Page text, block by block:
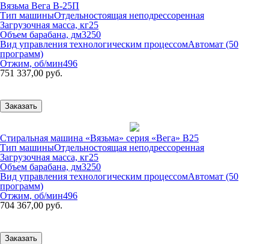
Вязьма Вега В-25П
Тип машиныОтдельностоящая неподрессоренная
Загрузочная масса, кг25
Объем барабана, дм3250
Вид управления технологическим процессомАвтомат (50
программ)
Отжим, об/мин496
751 337,00 руб.
Заказать
Стиральная машина «Вязьма» серия «Вега» В25
Тип машиныОтдельностоящая неподрессоренная
Загрузочная масса, кг25
Объем барабана, дм3250
Вид управления технологическим процессомАвтомат (50
программ)
Отжим, об/мин496
704 367,00 руб.
Заказать